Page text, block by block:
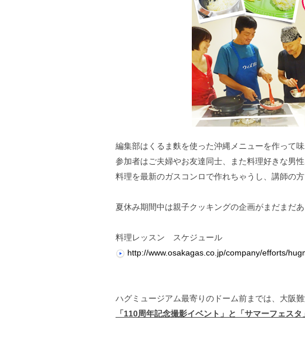
編集部はくるま麩を使った沖縄メニューを作って
参加者はご夫婦やお友達同士、また料理好きな
料理を最新のガスコンロで作れちゃうし、講師の
夏休み期間中は親子クッキングの企画がまだまだ
料理レッスン スケジュール
http://www.osakagas.co.jp/company/efforts/
ハグミュージアム最寄りのドーム前までは、大阪
「110周年記念撮影イベント」と「サマーフェスタ